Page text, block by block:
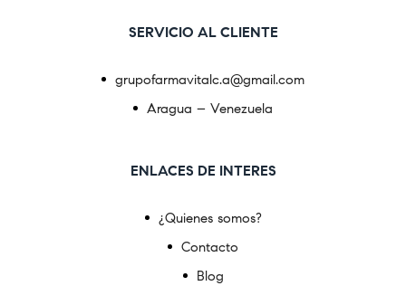
SERVICIO AL CLIENTE
grupofarmavitalc.a@gmail.com
Aragua – Venezuela
ENLACES DE INTERES
¿Quienes somos?
Contacto
Blog